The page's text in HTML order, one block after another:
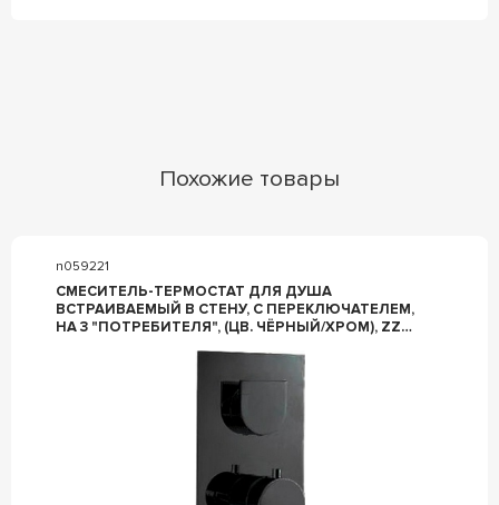
Похожие товары
n059221
СМЕСИТЕЛЬ-ТЕРМОСТАТ ДЛЯ ДУША
ВСТРАИВАЕМЫЙ В СТЕНУ, С ПЕРЕКЛЮЧАТЕЛЕМ,
НА 3 "ПОТРЕБИТЕЛЯ", (ЦВ. ЧЁРНЫЙ/ХРОМ), ZZ